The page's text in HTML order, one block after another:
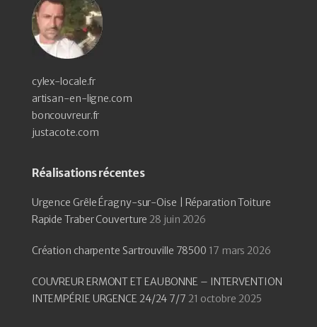
cylex-locale.fr
artisan-en-ligne.com
boncouvreur.fr
justacote.com
Réalisations récentes
Urgence Grêle Éragny-sur-Oise | Réparation Toiture
Rapide Traber Couverture 28 juin 2026
Création charpente Sartrouville 78500 17 mars 2026
COUVREUR ERMONT ET EAUBONNE – INTERVENTION
INTEMPÉRIE URGENCE 24/24 7/7 21 octobre 2025